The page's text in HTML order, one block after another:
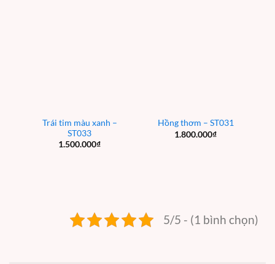
Trái tim màu xanh –
ST033
1.500.000₫
Hồng thơm – ST031
1.800.000₫
5/5 - (1 bình chọn)